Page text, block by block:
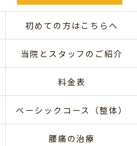
初めての方はこちらへ
当院とスタッフのご紹介
料金表
ベーシックコース（整体）
腰痛の治療